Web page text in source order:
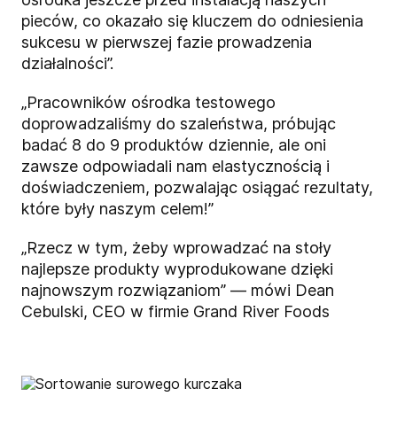
pieców, co okazało się kluczem do odniesienia
sukcesu w pierwszej fazie prowadzenia
działalności”.
„Pracowników ośrodka testowego
doprowadzaliśmy do szaleństwa, próbując
badać 8 do 9 produktów dziennie, ale oni
zawsze odpowiadali nam elastycznością i
doświadczeniem, pozwalając osiągać rezultaty,
które były naszym celem!”
„Rzecz w tym, żeby wprowadzać na stoły
najlepsze produkty wyprodukowane dzięki
najnowszym rozwiązaniom” — mówi Dean
Cebulski, CEO w firmie Grand River Foods